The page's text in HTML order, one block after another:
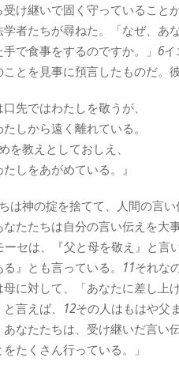
受け継いで固く守っているこ
学者たちが尋ねた。「なぜ、あ
で食事をするのですか。」 6イ
とを見事に預言したものだ。
口先ではわたしを敬うが、
しから遠く離れている。
を教えとしておしえ、
しをあがめている。』
は神の掟を捨てて、人間の言い
たたちは自分の言い伝えを大
ーセは、『父と母を敬え』と言
』とも言っている。 11それな
母に対して、「あなたに差し上
言えば、 12その人はもはや父
あなたたちは、受け継いだ言い
たくさん行っている。」